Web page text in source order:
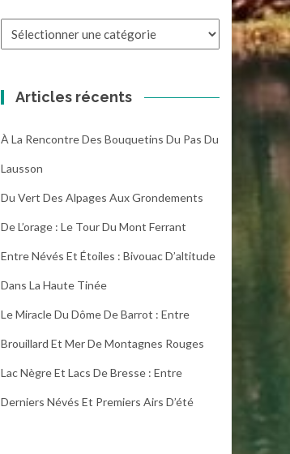
Articles récents
À La Rencontre Des Bouquetins Du Pas Du
Lausson
Du Vert Des Alpages Aux Grondements
De L’orage : Le Tour Du Mont Ferrant
Entre Névés Et Étoiles : Bivouac D’altitude
Dans La Haute Tinée
Le Miracle Du Dôme De Barrot : Entre
Brouillard Et Mer De Montagnes Rouges
Lac Nègre Et Lacs De Bresse : Entre
Derniers Névés Et Premiers Airs D’été